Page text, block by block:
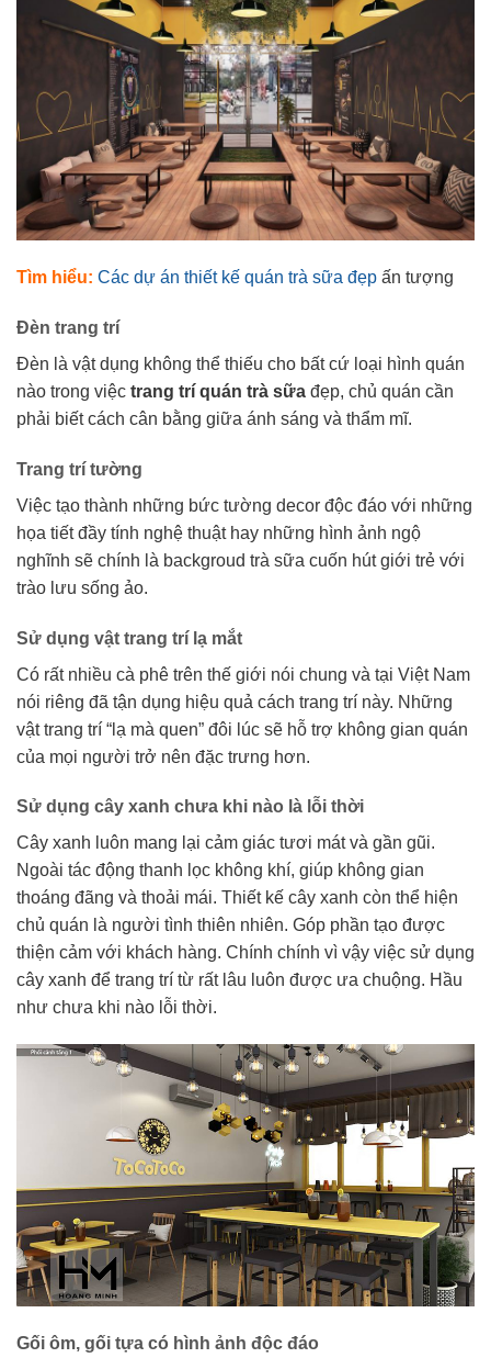
Tìm hiểu: Các dự án thiết kế quán trà sữa đẹp ấn tượng
Đèn trang trí
Đèn là vật dụng không thể thiếu cho bất cứ loại hình quán
nào trong việc trang trí quán trà sữa đẹp, chủ quán cần
phải biết cách cân bằng giữa ánh sáng và thẩm mĩ.
Trang trí tường
Việc tạo thành những bức tường decor độc đáo với những
họa tiết đầy tính nghệ thuật hay những hình ảnh ngộ
nghĩnh sẽ chính là backgroud trà sữa cuốn hút giới trẻ với
trào lưu sống ảo.
Sử dụng vật trang trí lạ mắt
Có rất nhiều cà phê trên thế giới nói chung và tại Việt Nam
nói riêng đã tận dụng hiệu quả cách trang trí này. Những
vật trang trí “lạ mà quen” đôi lúc sẽ hỗ trợ không gian quán
của mọi người trở nên đặc trưng hơn.
Sử dụng cây xanh chưa khi nào là lỗi thời
Cây xanh luôn mang lại cảm giác tươi mát và gần gũi.
Ngoài tác động thanh lọc không khí, giúp không gian
thoáng đãng và thoải mái. Thiết kế cây xanh còn thể hiện
chủ quán là người tình thiên nhiên. Góp phần tạo được
thiện cảm với khách hàng. Chính chính vì vậy việc sử dụng
cây xanh để trang trí từ rất lâu luôn được ưa chuộng. Hầu
như chưa khi nào lỗi thời.
Gối ôm, gối tựa có hình ảnh độc đáo